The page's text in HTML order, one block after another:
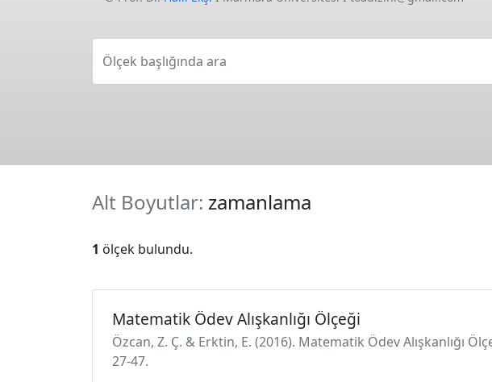
Ölçek başlığında ara
Alt Boyutlar: zamanlama
1 ölçek bulundu.
Matematik Ödev Alışkanlığı Ölçeği
Özcan, Z. Ç. & Erktin, E. (2016). Matematik Ödev Alışkanlığı
27-47.